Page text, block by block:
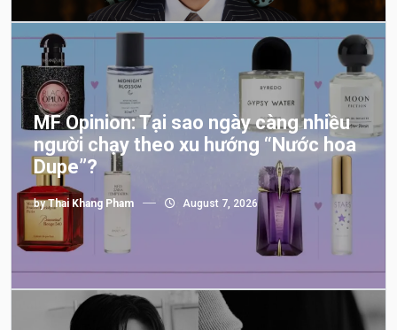
MF Opinion: Tại sao ngày càng nhiều
người chạy theo xu hướng “Nước hoa
Dupe”?
byThai Khang Pham August 7, 2026